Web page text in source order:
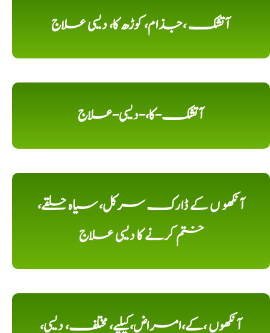
آتشک ،جذام، کوڑھ کا، دیسی علاج
آتشک-کا،-دیسی-علاج
آنکھو ں کے ڈارک سرکل، سیاہ حلقے،
ختم کرنے کا دیسی علاج
آنکھوں ،کے،امراض،کیلیے، مختلف، دیسی،